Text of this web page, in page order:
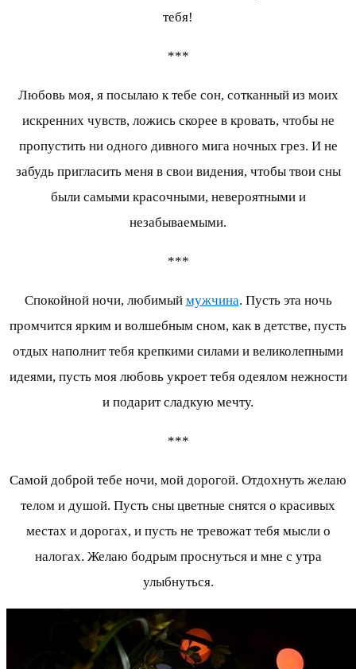
тебя!
***
Любовь моя, я посылаю к тебе сон, сотканный из моих
искренних чувств, ложись скорее в кровать, чтобы не
пропустить ни одного дивного мига ночных грез. И не
забудь пригласить меня в свои видения, чтобы твои сны
были самыми красочными, невероятными и
незабываемыми.
***
Спокойной ночи, любимый мужчина. Пусть эта ночь
промчится ярким и волшебным сном, как в детстве, пусть
отдых наполнит тебя крепкими силами и великолепными
идеями, пусть моя любовь укроет тебя одеялом нежности
и подарит сладкую мечту.
***
Самой доброй тебе ночи, мой дорогой. Отдохнуть желаю
телом и душой. Пусть сны цветные снятся о красивых
местах и дорогах, и пусть не тревожат тебя мысли о
налогах. Желаю бодрым проснуться и мне с утра
улыбнуться.